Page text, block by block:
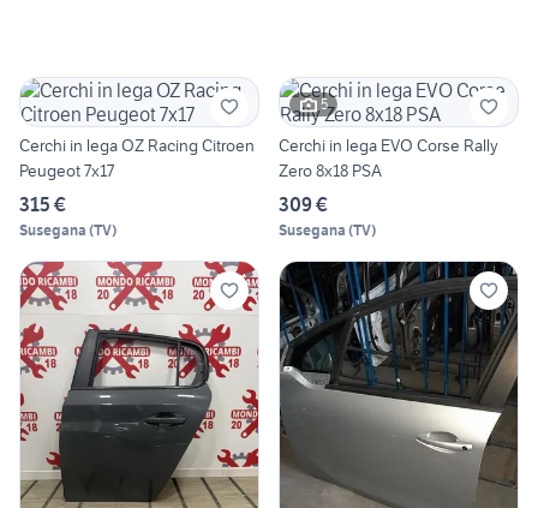
Cerchi in lega OZ Racing Citroen
Peugeot 7x17
315 €
Susegana (TV)
5
Cerchi in lega EVO Corse Rally
Zero 8x18 PSA
309 €
Susegana (TV)